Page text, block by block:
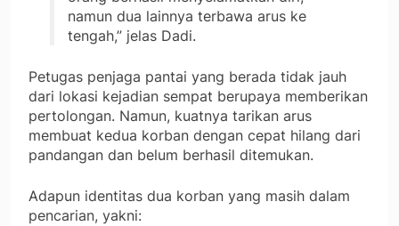
namun dua lainnya terbawa arus ke
tengah,” jelas Dadi.
Petugas penjaga pantai yang berada tidak jauh
dari lokasi kejadian sempat berupaya memberikan
pertolongan. Namun, kuatnya tarikan arus
membuat kedua korban dengan cepat hilang dari
pandangan dan belum berhasil ditemukan.
Adapun identitas dua korban yang masih dalam
pencarian, yakni: